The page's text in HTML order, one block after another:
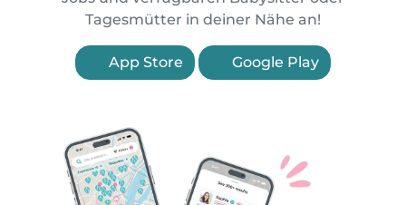
Tagesmütter in deiner Nähe an!
App Store Google Play